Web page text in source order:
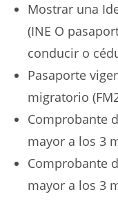
Mostrar una
(INE O
conducir o
Pasaporte
migratorio
Comprobante
mayor a los 3
Comprobante
mayor a los 3